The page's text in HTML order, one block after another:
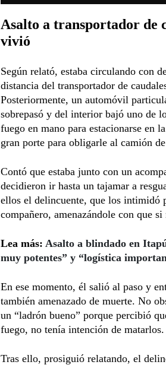
Asalto a transportador de
vivió
Según relató, estaba circulando con
distancia del transportador de
Posteriormente, un automóvil
sobrepasó y del interior bajó uno de
fuego en mano para estacionarse en
gran porte para obligarle al camión
Contó que estaba junto con un
decidieron ir hasta un tajamar a
ellos el delincuente, que los intimidó
compañero, amenazándole con que
Lea más: Asalto a blindado en
muy potentes” y “logística
En ese momento, él salió al paso y
también amenazado de muerte. No
un “ladrón bueno” porque percibió
fuego, no tenía intención de matarlos.
Tras ello, prosiguió relatando, el